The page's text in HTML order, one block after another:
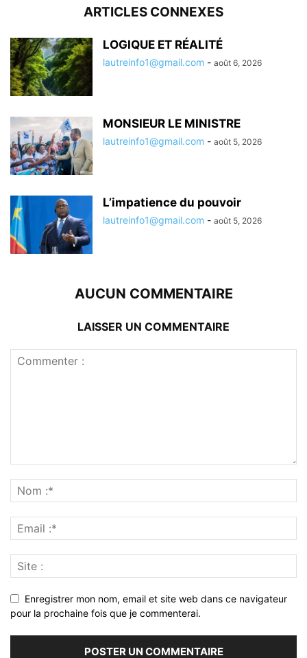
ARTICLES CONNEXES
LOGIQUE ET RÉALITÉ
lautreinfo1@gmail.com - août 6, 2026
MONSIEUR LE MINISTRE
lautreinfo1@gmail.com - août 5, 2026
L’impatience du pouvoir
lautreinfo1@gmail.com - août 5, 2026
AUCUN COMMENTAIRE
LAISSER UN COMMENTAIRE
Enregistrer mon nom, email et site web dans ce navigateur
pour la prochaine fois que je commenterai.